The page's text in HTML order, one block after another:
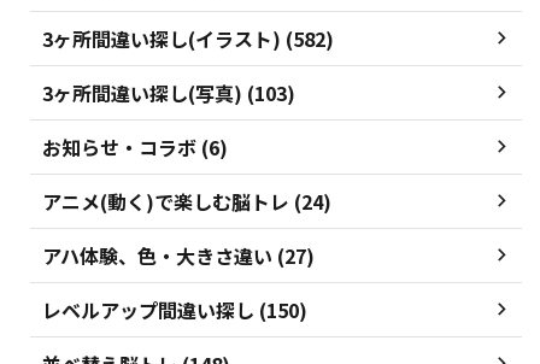
3ヶ所間違い探し(イラスト) (582)
3ヶ所間違い探し(写真) (103)
お知らせ・コラボ (6)
アニメ(動く)で楽しむ脳トレ (24)
アハ体験、色・大きさ違い (27)
レベルアップ間違い探し (150)